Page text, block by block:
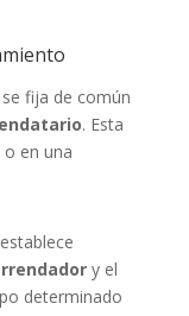
fija de común
. Esta
en una
y el
determinado